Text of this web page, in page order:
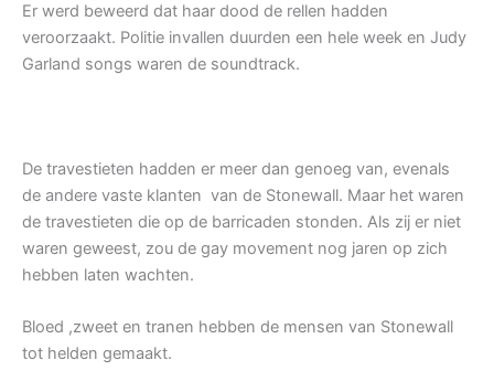
Er werd beweerd dat haar dood de rellen hadden
veroorzaakt. Politie invallen duurden een hele week en Judy
Garland songs waren de soundtrack.
De travestieten hadden er meer dan genoeg van, evenals
de andere vaste klanten van de Stonewall. Maar het waren
de travestieten die op de barricaden stonden. Als zij er niet
waren geweest, zou de gay movement nog jaren op zich
hebben laten wachten.
Bloed ,zweet en tranen hebben de mensen van Stonewall
tot helden gemaakt.